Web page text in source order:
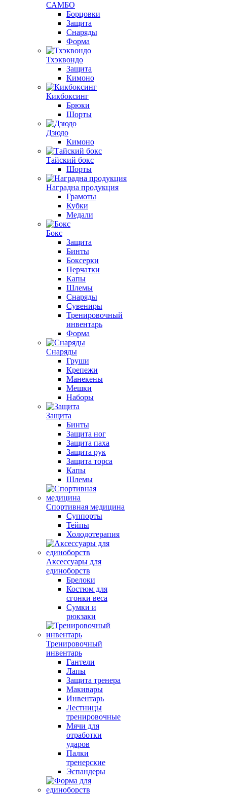
САМБО
Борцовки
Защита
Снаряды
Форма
Тхэквондо
Защита
Кимоно
Кикбоксинг
Брюки
Шорты
Дзюдо
Кимоно
Тайский бокс
Шорты
Наградна продукция
Грамоты
Кубки
Медали
Бокс
Защита
Бинты
Боксерки
Перчатки
Капы
Шлемы
Снаряды
Сувениры
Тренировочный
инвентарь
Форма
Снаряды
Груши
Крепежи
Манекены
Мешки
Наборы
Защита
Бинты
Защита ног
Защита паха
Защита рук
Защита торса
Капы
Шлемы
Спортивная медицина
Суппорты
Тейпы
Холодотерапия
Аксессуары для
единоборств
Брелоки
Костюм для
сгонки веса
Сумки и
рюкзаки
Тренировочный
инвентарь
Гантели
Лапы
Защита тренера
Макивары
Инвентарь
Лестницы
тренировочные
Мячи для
отработки
ударов
Палки
тренерские
Эспандеры